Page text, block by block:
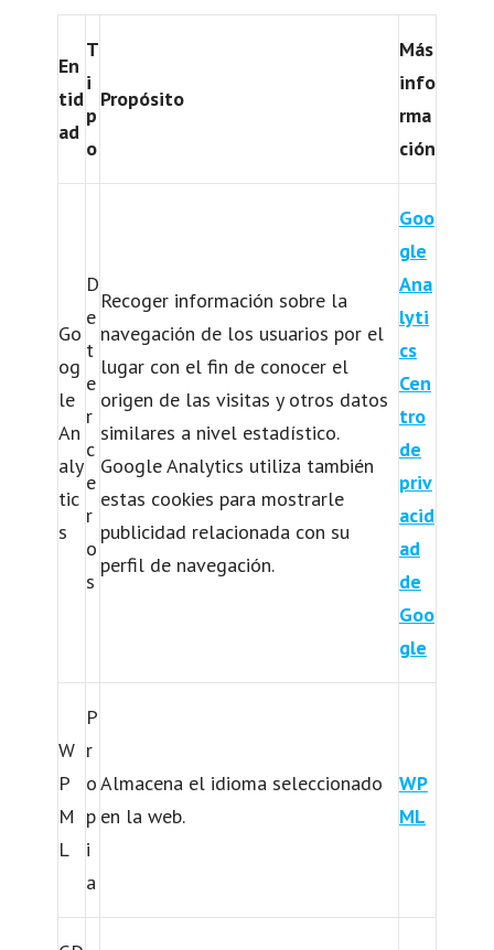
En
tid
ad
T
i
p
o
Propósito
Más
info
rma
ción
Go
og
le
An
aly
tic
s
D
e
t
e
r
c
e
r
o
s
Recoger información sobre la
navegación de los usuarios por el
lugar con el fin de conocer el
origen de las visitas y otros datos
similares a nivel estadístico.
Google Analytics utiliza también
estas cookies para mostrarle
publicidad relacionada con su
perfil de navegación.
Goo
gle
Ana
lyti
cs
Cen
tro
de
priv
acid
ad
de
Goo
gle
W
P
M
L
P
r
o
p
i
a
Almacena el idioma seleccionado
en la web.
WP
ML